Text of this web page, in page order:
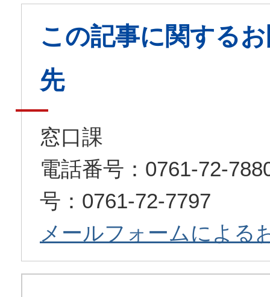
この記事に関する
先
窓口課
電話番号：0761-72-
号：0761-72-7797
メールフォームによる